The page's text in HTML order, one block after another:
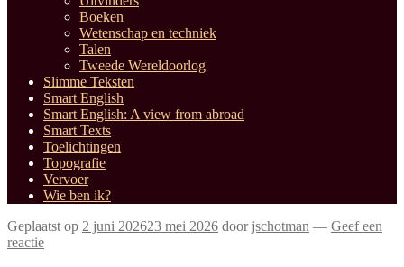
Boeken
Wetenschap en techniek
Talen
Tweede Wereldoorlog
Slimme Teksten
Smart English
Smart English: A view from abroad
Smart Texts
Toelichtingen
Topografie
Vervoer
Wie ben ik?
Geplaatst op 2 juni 202623 mei 2026 door jschotman — Geef een
reactie